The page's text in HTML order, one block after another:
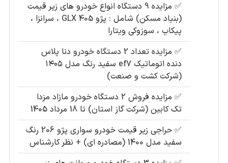
✅
مزایده 9 دستگاه انواع خودرو های زیر قیمت
(بنیاد مسکن) شامل : پژو 405 GLX ، سرانزا ،
پیکاپ ، سوزوکی ویتارا
✅
مزایده تعداد 2 دستگاه خودرو دنا پلاس
دنده اتوماتیک ef7 سفید رنگ مدل ۱۴۰۵
(شرکت کشت و صنعت)
✅
مزایده فروش 2 دستگاه خودرو مازاد مزدا
تک کابین (شرکت گاز استان) تا 18 مرداد 1405
✅
حراجی زیر قیمت خودرو سواری پژو 206 رنگ
سفید مدل 1400 (مصادره ای) + نظر کارشناس